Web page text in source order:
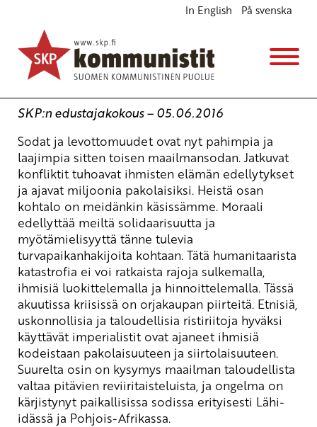
In English På svenska
Solidaarisuutta ja yhteistyötä maahanmuuttajien
kanssa
Edustajakokouskausi 2016-2019
5.6.2016 - 15:34
SKP:n edustajakokous – 05.06.2016
Sodat ja levottomuudet ovat nyt pahimpia ja
laajimpia sitten toisen maailmansodan. Jatkuvat
konfliktit tuhoavat ihmisten elämän edellytykset
ja ajavat miljoonia pakolaisiksi. Heistä osan
kohtalo on meidänkin käsissämme. Moraali
edellyttää meiltä solidaarisuutta ja
myötämielisyyttä tänne tulevia
turvapaikanhakijoita kohtaan. Tätä humanitaarista
katastrofia ei voi ratkaista rajoja sulkemalla,
ihmisiä luokittelemalla ja hinnoittelemalla. Tässä
akuutissa kriisissä on orjakaupan piirteitä. Etnisiä,
uskonnollisia ja taloudellisia ristiriitoja hyväksi
käyttävät imperialistit ovat ajaneet ihmisiä
kodeistaan pakolaisuuteen ja siirtolaisuuteen.
Suurelta osin on kysymys maailman taloudellista
valtaa pitävien reviiritaisteluista, ja ongelma on
kärjistynyt paikallisissa sodissa erityisesti Lähi-
idässä ja Pohjois-Afrikassa.